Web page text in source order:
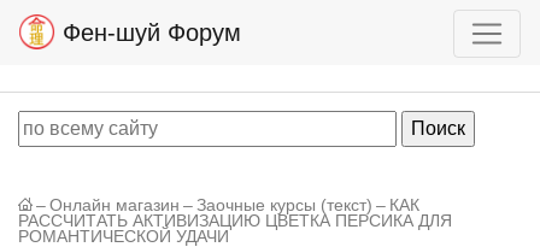
Фен-шуй Форум
– Онлайн магазин – Заочные курсы (текст) – КАК
РАССЧИТАТЬ АКТИВИЗАЦИЮ ЦВЕТКА ПЕРСИКА ДЛЯ
РОМАНТИЧЕСКОЙ УДАЧИ